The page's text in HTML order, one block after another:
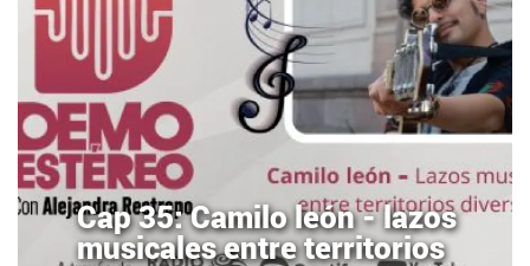
Cap 35: Camilo león - lazos
musicales entre territorios